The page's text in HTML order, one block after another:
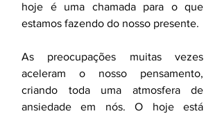
hoje é uma chamada para o que
estamos fazendo do nosso presente.
As preocupações muitas vezes
aceleram o nosso pensamento,
criando toda uma atmosfera de
ansiedade em nós. O hoje está